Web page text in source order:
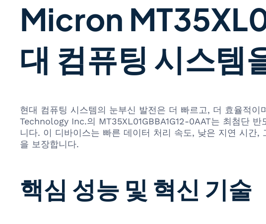
Micron
대 컴퓨팅 시스템
현대 컴퓨팅 시스템의 눈부신 발전은 더 빠르고, 더 효율적
Technology Inc.의 MT35XL01GBBA1G12-0AAT는 최첨단
니다. 이 디바이스는 빠른 데이터 처리 속도, 낮은 지연 시간
을 보장합니다.
핵심 성능 및 혁신 기술